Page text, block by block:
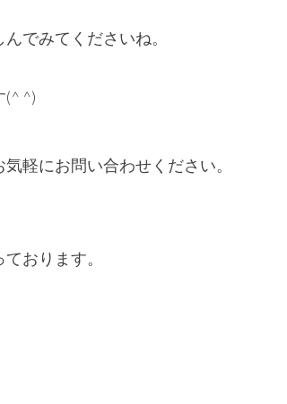
でみてくださいね。
(^ ^)
軽にお問い合わせください。
おります。